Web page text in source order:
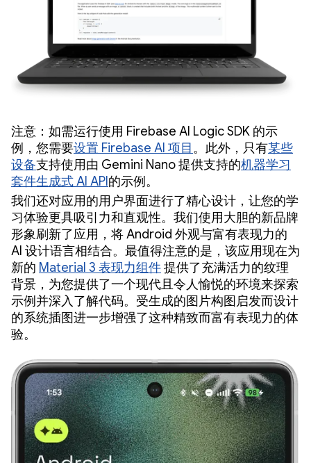
注意：如需运行使用 Firebase AI Logic SDK 的示
例，您需要设置 Firebase AI 项目。此外，只有某些
设备支持使用由 Gemini Nano 提供支持的机器学习
套件生成式 AI API 的示例。
我们还对应用的用户界面进行了精心设计，让您的学
习体验更具吸引力和直观性。我们使用大胆的新品牌
形象刷新了应用，将 Android 外观与富有表现力的
AI 设计语言相结合。最值得注意的是，该应用现在为
新的 Material 3 表现力组件提供了充满活力的纹理
背景，为您提供了一个现代且令人愉悦的环境来探索
示例并深入了解代码。受生成的图片构图启发而设计
的系统插图进一步增强了这种精致而富有表现力的体
验。